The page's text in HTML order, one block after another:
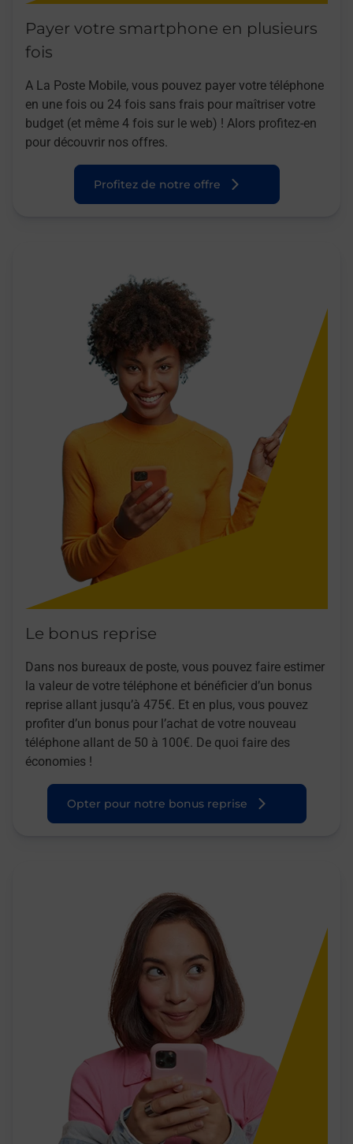
Payer votre smartphone en plusieurs
fois
A La Poste Mobile, vous pouvez payer votre téléphone
en une fois ou 24 fois sans frais pour maîtriser votre
budget (et même 4 fois sur le web) ! Alors profitez-en
pour découvrir nos offres.
Profitez de notre offre
Le bonus reprise
Dans nos bureaux de poste, vous pouvez faire estimer
la valeur de votre téléphone et bénéficier d’un bonus
reprise allant jusqu’à 475€. Et en plus, vous pouvez
profiter d’un bonus pour l’achat de votre nouveau
téléphone allant de 50 à 100€. De quoi faire des
économies !
Opter pour notre bonus reprise